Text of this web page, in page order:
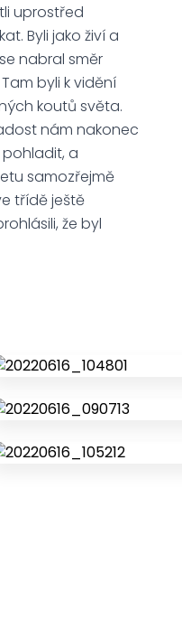
uprostřed
Byli jako živí a
nabral směr
byli k vidění
koutů světa.
nám nakonec
a
samozřejmě
třídě ještě
že byl